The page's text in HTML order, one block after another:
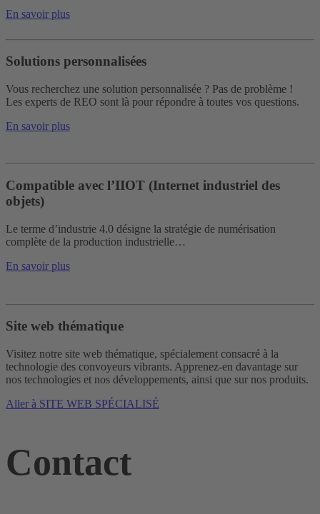
En savoir plus
Solutions personnalisées
Vous recherchez une solution personnalisée ? Pas de problème !
Les experts de REO sont là pour répondre à toutes vos questions.
En savoir plus
Compatible avec l’IIOT (Internet industriel des
objets)
Le terme d’industrie 4.0 désigne la stratégie de numérisation
complète de la production industrielle…
En savoir plus
Site web thématique
Visitez notre site web thématique, spécialement consacré à la
technologie des convoyeurs vibrants. Apprenez-en davantage sur
nos technologies et nos développements, ainsi que sur nos produits.
Aller à SITE WEB SPÉCIALISÉ
Contact